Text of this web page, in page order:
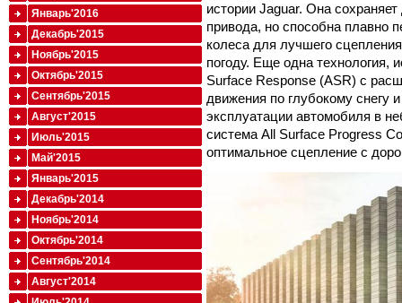
истории Jaguar. Она
привода, но способна плавно
колеса для лучшего
погоду. Еще одна технология,
Surface Response (ASR) с
движения по глубокому снегу
эксплуатации автомобиля в
система All Surface Progress
оптимальное сцепление с
Январь'2016
Декабрь'2015
Ноябрь'2015
Октябрь'2015
Сентябрь'2015
Август'2015
Июль'2015
Май'2015
Январь'2015
Декабрь'2014
Ноябрь'2014
Октябрь'2014
Сентябрь'2014
Август'2014